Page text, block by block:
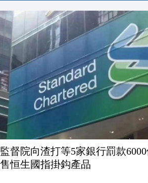
督院向渣打等5家銀行罰款
恒生國指掛鈎產品